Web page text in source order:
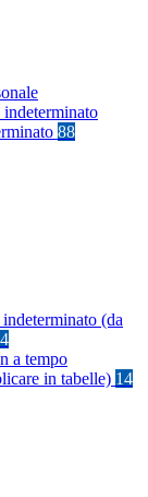
indeterminato
88
(da
a tempo
in tabelle) 14